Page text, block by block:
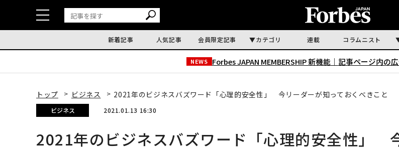
新着記事 人気記事 会員限定記事 カテゴリ 連載 コラムニスト
NEWS Forbes JAPAN MEMBERSHIP 新機能｜ 記事ページ内の
トップ ビジネス 2021年のビジネスバズワード「心理的安全性」 今リーダーが知っておくべきこと
ビジネス 2021.01.13 16:30
2021年のビジネスバズワード「心理的安全性」